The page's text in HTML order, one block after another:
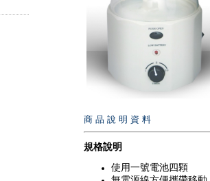
商 品 說 明 資 料
規格說明
使用一號電池四顆